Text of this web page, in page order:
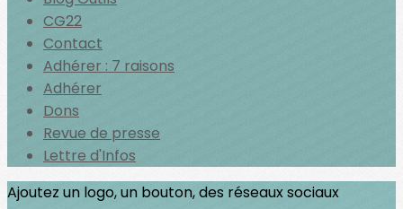
CG22
Contact
Adhérer : 7 raisons
Adhérer
Dons
Revue de presse
Lettre d'Infos
Ajoutez un logo, un bouton, des réseaux sociaux